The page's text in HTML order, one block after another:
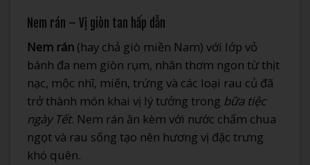
Nem rán – Vị giòn tan hấp dẫn
Nem rán (hay chả giò miền Nam) với lớp vỏ
bánh đa nem giòn rụm, nhân thơm ngon từ thịt
nạc, mộc nhĩ, miến, trứng và các loại rau củ đã
trở thành món khai vị lý tưởng trong bữa tiệc
ngày Tết. Nem rán ăn kèm với nước chấm chua
ngọt và rau sống tạo nên hương vị đặc trưng
khó quên.